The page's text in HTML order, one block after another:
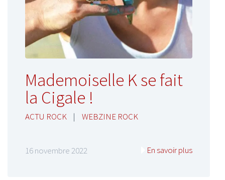
Mademoiselle K se fait
la Cigale !
ACTU ROCK | WEBZINE ROCK
16 novembre 2022 En savoir plus